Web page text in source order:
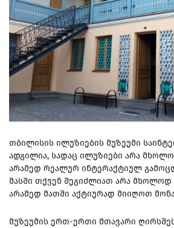
თბილისის ილუზიების მუზეუმი
ადგილია, სადაც ილუზიები არა
არამედ რეალურ ინტერაქტიულ
მასში თქვენ შეგიძლიათ არა
არამედ მათში აქტიურად მიიღოთ
მუზეუმის ერთ-ერთი მთავარი